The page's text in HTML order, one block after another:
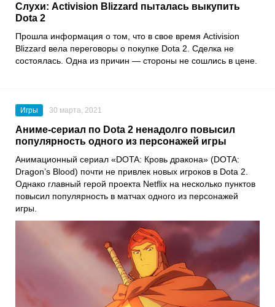
Слухи: Activision Blizzard пыталась выкупить
Dota 2
Прошла информация о том, что в свое время Activision
Blizzard вела переговоры о покупке Dota 2 . Сделка не
состоялась. Одна из причин — стороны не сошлись в цене.
Игры 30 марта, 2021
Аниме-сериал по Dota 2 ненадолго повысил
популярность одного из персонажей игры
Анимационный сериал «DOTA: Кровь дракона» (DOTA:
Dragon’s Blood) почти не привлек новых игроков в Dota 2
Однако главный герой проекта Netflix на несколько пунктов
повысил популярность в матчах одного из персонажей
игры.